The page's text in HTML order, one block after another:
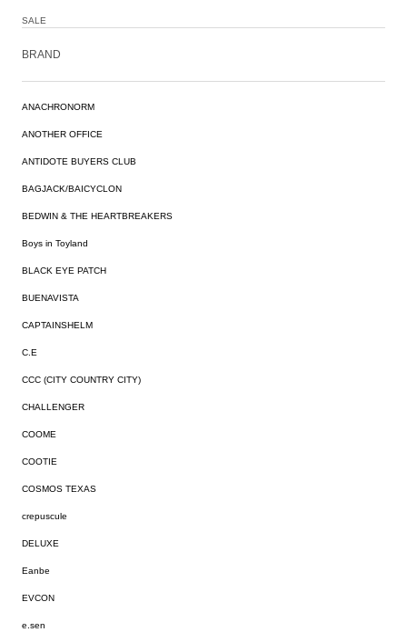
SALE
BRAND
ANACHRONORM
ANOTHER OFFICE
ANTIDOTE BUYERS CLUB
BAGJACK/BAICYCLON
BEDWIN & THE HEARTBREAKERS
Boys in Toyland
BLACK EYE PATCH
BUENAVISTA
CAPTAINSHELM
C.E
CCC (CITY COUNTRY CITY)
CHALLENGER
COOME
COOTIE
COSMOS TEXAS
crepuscule
DELUXE
Eanbe
EVCON
e.sen